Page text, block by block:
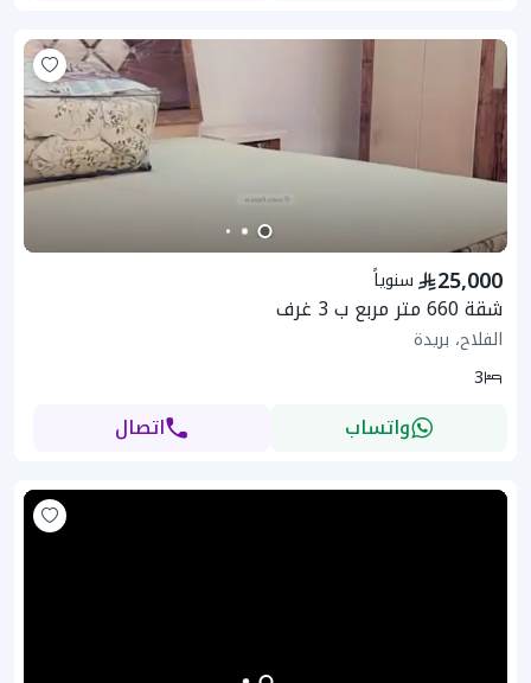
سنوياً 25,000
شقة 660 متر مربع ب 3 غرف
الفلاح، بريدة
3
واتساب اتصال